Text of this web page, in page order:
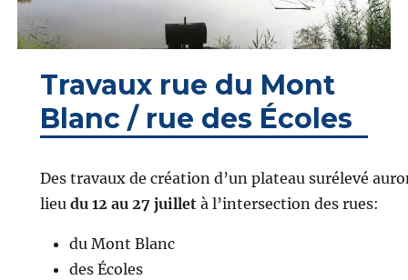
Travaux rue du Mont
Blanc / rue des Écoles
Des travaux de création d’un plateau surélevé
lieu du 12 au 27 juillet à l’intersection des rues:
du Mont Blanc
des Écoles